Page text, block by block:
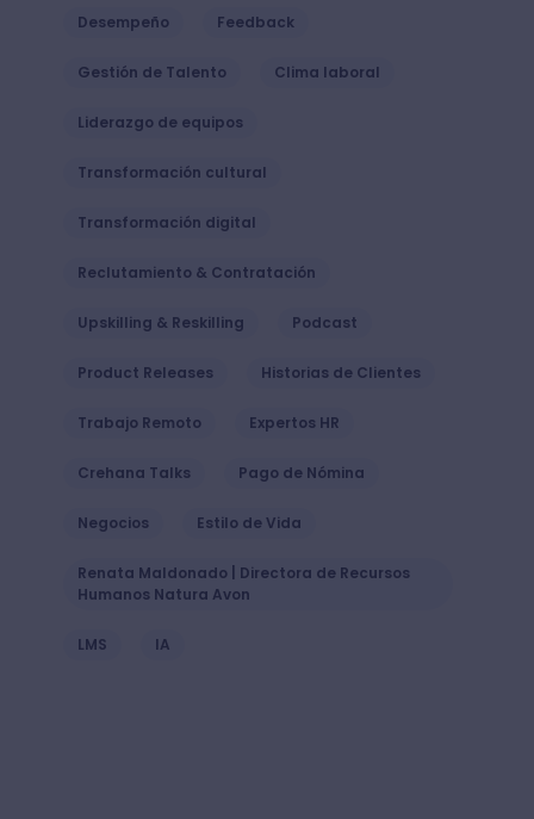
Desempeño Feedback
Gestión de Talento Clima laboral
Liderazgo de equipos
Transformación cultural
Transformación digital
Reclutamiento & Contratación
Upskilling & Reskilling Podcast
Product Releases Historias de Clientes
Trabajo Remoto Expertos HR
Crehana Talks Pago de Nómina
Negocios Estilo de Vida
Renata Maldonado | Directora de Recursos
Humanos Natura Avon
LMS IA